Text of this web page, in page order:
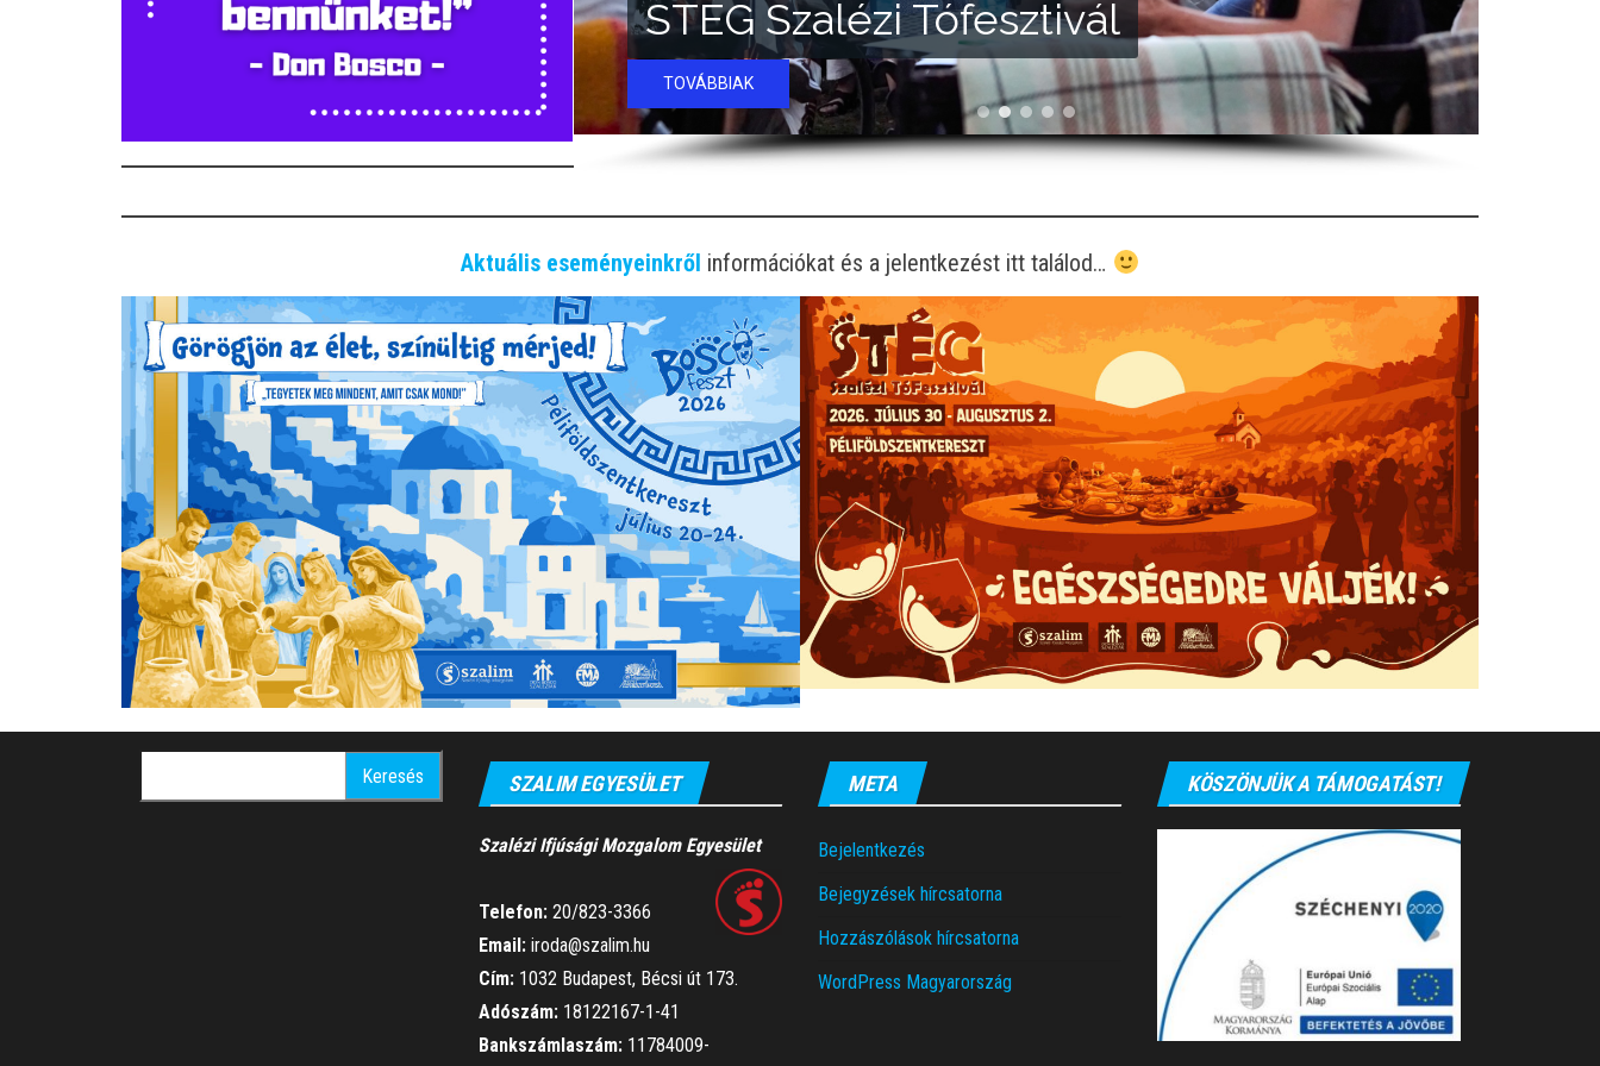
STÉG Szalézi Tófesztivál
TOVÁBBIAK
Aktuális eseményeinkről információkat és a jelentkezést itt találod…
SZALIM EGYESÜLET
Szalézi Ifjúsági Mozgalom Egyesület
Telefon: 20/823-3366
Email: iroda@szalim.hu
Cím: 1032 Budapest, Bécsi út 173.
Adószám: 18122167-1-41
Bankszámlaszám: 11784009-
META
Bejelentkezés
Bejegyzések hírcsatorna
Hozzászólások hírcsatorna
WordPress Magyarország
KÖSZÖNJÜK A TÁMOGATÁST!